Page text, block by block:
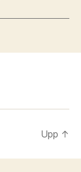
Upp ↑